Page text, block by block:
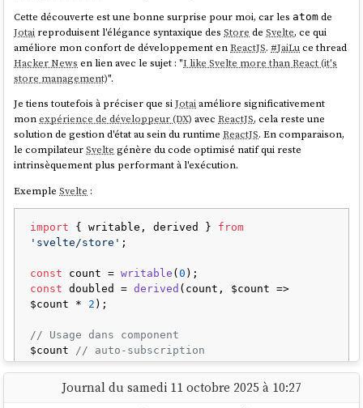
Et rien non plus dans les tutoriels.
Cette découverte est une bonne surprise pour moi, car les atom de
Jotai reproduisent l'élégance syntaxique desStore deSvelte, ce qui
améliore mon confort de développement enReactJS. #JaiLuce thread
Hacker News en lien avec le sujet : "I like Svelte more than React (it's
store management)".
Je tiens toutefois à préciser que siJotaiaméliore significativement
monexpérience de développeur (DX) avecReactJS, cela reste une
solution de gestion d'état au sein du runtimeReactJS. En comparaison,
le compilateurSvelte génère du code optimisé natif qui reste
intrinsèquement plus performant à l'exécution.
ExempleSvelte :
import { writable, derived } from
'svelte/store' ;
const count = writable (0
const doubled = derived (count, $count =>
$count * 2 );
// Usage dans component
$count // auto-subscription
ReactJSbasé surJotai:
Journal du samedi 11 octobre 2025 à 10:27